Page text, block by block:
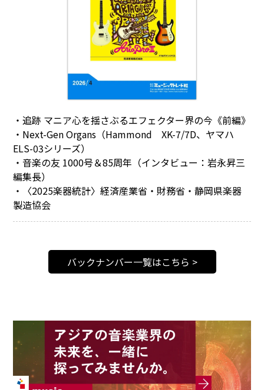
バックナンバー一覧はこちら >
・追跡 マニア心を揺さぶるエフェクター界の今《前編》
・Next-Gen Organs（Hammond XK-7/7D、ヤマハ
ELS-03シリーズ）
・音楽の友 1000号＆85周年（インタビュー：岩永昇三
編集長）
・〈2025楽器統計〉経済産業省・財務省・静岡県楽器
製造協会